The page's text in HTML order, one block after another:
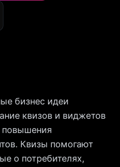
бизнес идеи
квизов и виджетов
повышения
Квизы помогают
о потребителях,